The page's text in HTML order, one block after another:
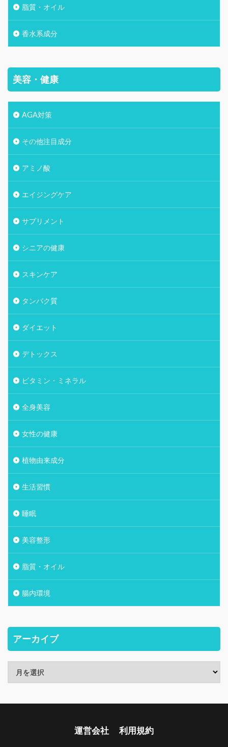
脂質・オイル
香水系成分
美容・健康
AGA対策
その他注目成分
アミノ酸
エイジングケア
サプリメント
シニアの健康
スキンケア
タンパク質
ダイエット
デトックス
ビタミン・ミネラル
全身美容
女性の健康
植物由来成分
生活習慣
睡眠
美容整形
脂質・オイル
腸内環境
アーカイブ
運営会社 利用規約